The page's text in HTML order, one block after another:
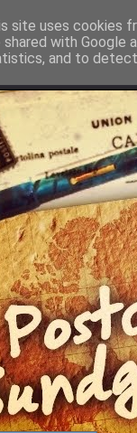
About me
site uses cookies
shared with Google
and to detect